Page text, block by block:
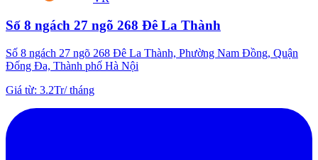
Số 8 ngách 27 ngõ 268 Đê La Thành
Số 8 ngách 27 ngõ 268 Đê La Thành, Phường Nam Đồng, Quận
Đống Đa, Thành phố Hà Nội
Giá từ: 3.2Tr/tháng